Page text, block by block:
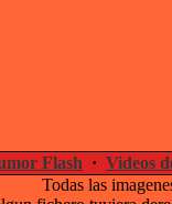
Flash · Videos
Todas las